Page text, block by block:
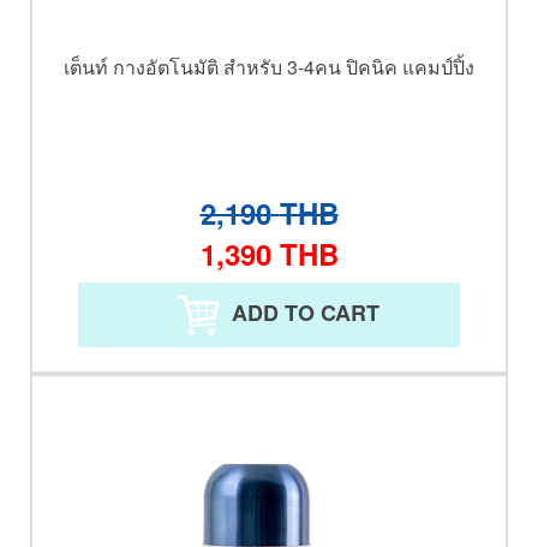
เต็นท์ กางอัตโนมัติ สำหรับ 3-4คน ปิคนิค แคมป์ปิ้ง
2,190 THB
1,390 THB
ADD TO CART